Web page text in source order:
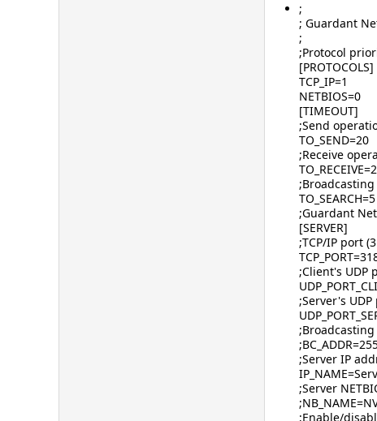
;
; Guardant
;
;Protocol
[PROTOCOLS]
TCP_IP=1
NETBIOS=0
[TIMEOUT]
;Send
TO_SEND=20
;Receive
TO_SEARCH=5
;Guardant
[SERVER]
;TCP/IP port
;Client's UDP
;Server's
;Server IP
;Server
;Enable/